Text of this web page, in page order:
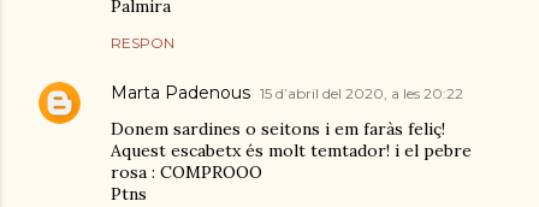
Palmira
RESPON
Marta Padenous 15 d’abril del 2020, a les 20:22
Donem sardines o seitons i em faràs feliç!
Aquest escabetx és molt temtador! i el pebre
rosa : COMPROOO
Ptns